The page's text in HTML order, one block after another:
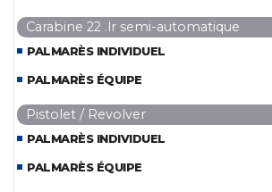
Carabine 22 .lr semi-automatique
PALMARÈS INDIVIDUEL
PALMARÈS ÉQUIPE
Pistolet / Revolver
PALMARÈS INDIVIDUEL
PALMARÈS ÉQUIPE